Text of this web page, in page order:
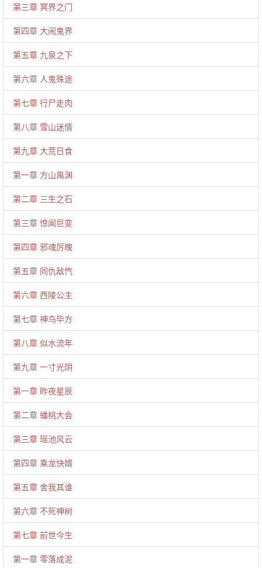
第三章 冥界之门
第四章 大闹鬼界
第五章 九泉之下
第六章 人鬼殊途
第七章 行尸走肉
第八章 雪山迷情
第九章 大荒日食
第一章 方山禺渊
第二章 三生之石
第三章 惊闻巨变
第四章 邪魂厉魄
第五章 同仇敌忾
第六章 西陵公主
第七章 神鸟毕方
第八章 似水流年
第九章 一寸光阴
第一章 昨夜星辰
第二章 蟠桃大会
第三章 瑶池风云
第四章 乘龙快婿
第五章 舍我其谁
第六章 不死神树
第七章 前世今生
第一章 零落成泥